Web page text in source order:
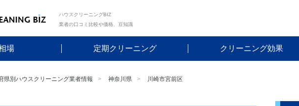
ハウスクリーニングBIZ
業者の口コミ比較や価格、豆知識
場 定期クリーニング クリーニング効果
県別ハウスクリーニング業者情報 神奈川県 川崎市宮前区